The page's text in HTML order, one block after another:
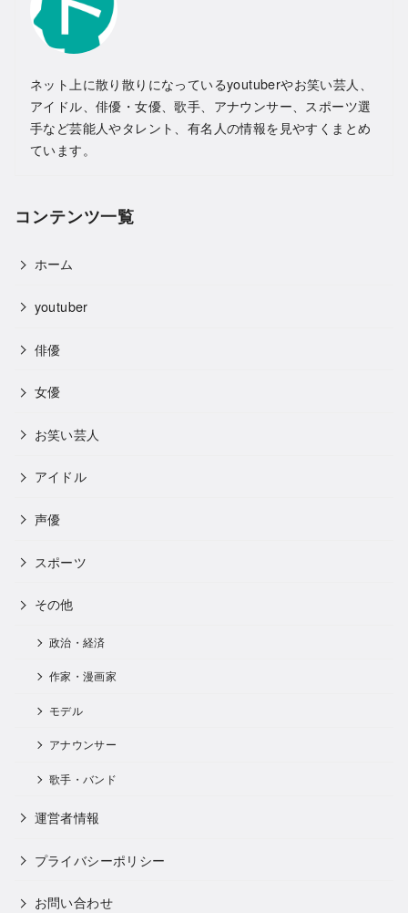
ネット上に散り散りになっているyoutuberやお笑い芸人、
アイドル、俳優・女優、歌手、アナウンサー、スポーツ選
手など芸能人やタレント、有名人の情報を見やすくまとめ
ています。
コンテンツ一覧
ホーム
youtuber
俳優
女優
お笑い芸人
アイドル
声優
スポーツ
その他
政治・経済
作家・漫画家
モデル
アナウンサー
歌手・バンド
運営者情報
プライバシーポリシー
お問い合わせ